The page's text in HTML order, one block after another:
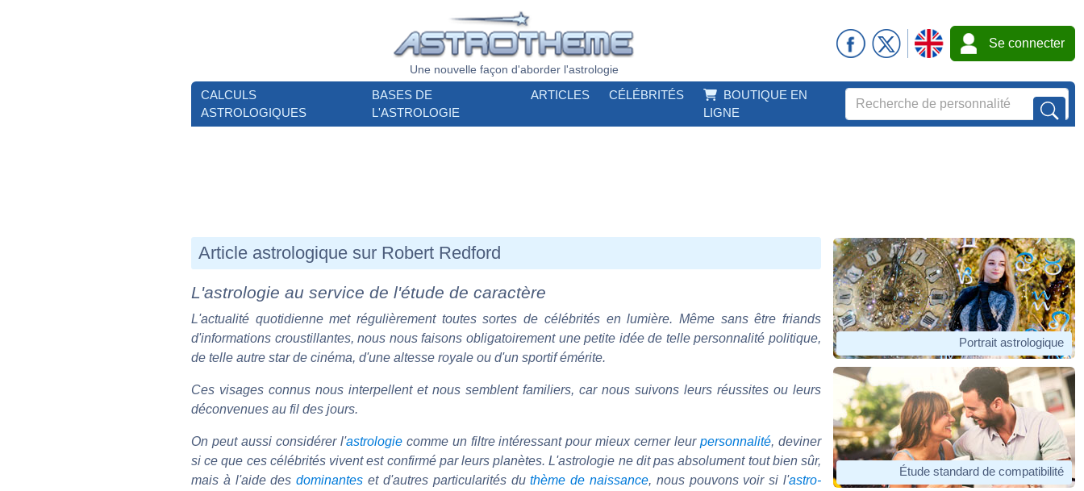
Une nouvelle façon d'aborder l'astrologie
Se connecter
CALCULS
ASTROLOGIQUES
BASES DE
L'ASTROLOGIE
ARTICLES CÉLÉBRITÉS
BOUTIQUE EN
LIGNE
Article astrologique sur Robert Redford
L'astrologie au service de l'étude de caractère
L'actualité quotidienne met régulièrement toutes sortes de célébrités en lumière. Même sans être friands
d'informations croustillantes, nous nous faisons obligatoirement une petite idée de telle personnalité politique,
de telle autre star de cinéma, d'une altesse royale ou d'un sportif émérite.
Ces visages connus nous interpellent et nous semblent familiers, car nous suivons leurs réussites ou leurs
déconvenues au fil des jours.
On peut aussi considérer l'astrologiecomme un filtre intéressant pour mieux cerner leurpersonnalité, deviner
si ce que ces célébrités vivent est confirmé par leurs planètes. L'astrologie ne dit pas absolument tout bien sûr,
mais à l'aide desdominantes et d'autres particularités duthème de naissance, nous pouvons voir si l'astro-
Portrait astrologique
Étude standard de compatibilité